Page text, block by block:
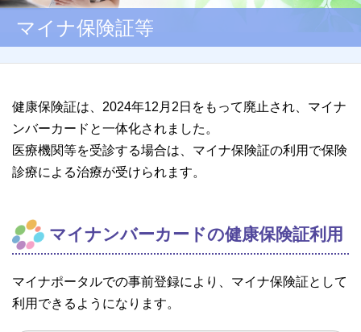
マイナ保険証等
健康保険証は、2024年12月2日をもって廃止され、マイナ
ンバーカードと一体化されました。
医療機関等を受診する場合は、マイナ保険証の利用で保険
診療による治療が受けられます。
マイナンバーカードの健康保険証利用
マイナポータルでの事前登録により、マイナ保険証として
利用できるようになります。